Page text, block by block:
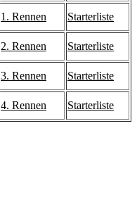
1. Rennen Starterliste
2. Rennen Starterliste
3. Rennen Starterliste
4. Rennen Starterliste